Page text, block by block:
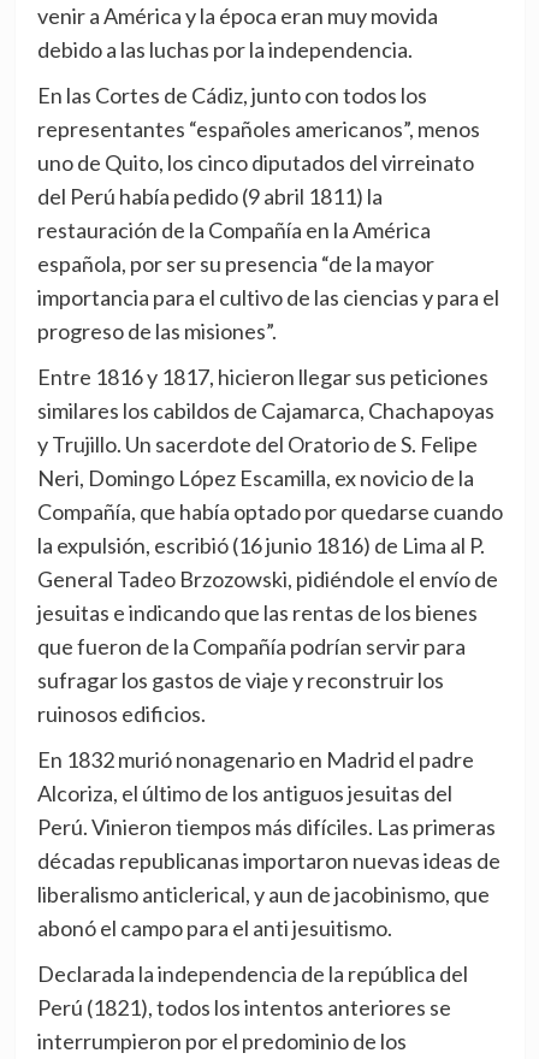
venir a América y la época eran muy movida
debido a las luchas por la independencia.
En las Cortes de Cádiz, junto con todos los
representantes “españoles americanos”, menos
uno de Quito, los cinco diputados del virreinato
del Perú había pedido (9 abril 1811) la
restauración de la Compañía en la América
española, por ser su presencia “de la mayor
importancia para el cultivo de las ciencias y para el
progreso de las misiones”.
Entre 1816 y 1817, hicieron llegar sus peticiones
similares los cabildos de Cajamarca, Chachapoyas
y Trujillo. Un sacerdote del Oratorio de S. Felipe
Neri, Domingo López Escamilla, ex novicio de la
Compañía, que había optado por quedarse cuando
la expulsión, escribió (16 junio 1816) de Lima al P.
General Tadeo Brzozowski, pidiéndole el envío de
jesuitas e indicando que las rentas de los bienes
que fueron de la Compañía podrían servir para
sufragar los gastos de viaje y reconstruir los
ruinosos edificios.
En 1832 murió nonagenario en Madrid el padre
Alcoriza, el último de los antiguos jesuitas del
Perú. Vinieron tiempos más difíciles. Las primeras
décadas republicanas importaron nuevas ideas de
liberalismo anticlerical, y aun de jacobinismo, que
abonó el campo para el anti jesuitismo.
Declarada la independencia de la república del
Perú (1821), todos los intentos anteriores se
interrumpieron por el predominio de los